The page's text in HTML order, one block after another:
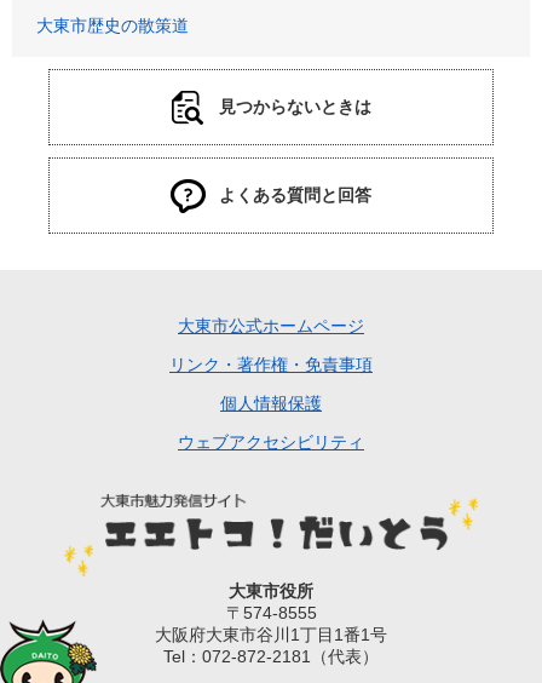
大東市歴史の散策道
見つからないときは
よくある質問と回答
大東市公式ホームページ
リンク・著作権・免責事項
個人情報保護
ウェブアクセシビリティ
大東市役所
〒574-8555
大阪府大東市谷川1丁目1番1号
Tel：072-872-2181（代表）